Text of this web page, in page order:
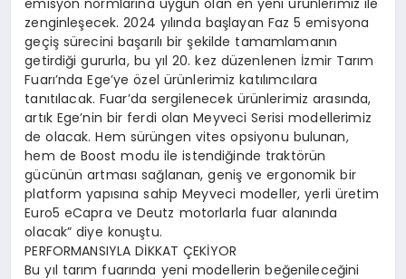
emisyon normlarına uygun olan en yeni ürünlerimiz ile
zenginleşecek. 2024 yılında başlayan Faz 5 emisyona
geçiş sürecini başarılı bir şekilde tamamlamanın
getirdiği gururla, bu yıl 20. kez düzenlenen İzmir Tarım
Fuarı’nda Ege’ye özel ürünlerimiz katılımcılara
tanıtılacak. Fuar’da sergilenecek ürünlerimiz arasında,
artık Ege’nin bir ferdi olan Meyveci Serisi modellerimiz
de olacak. Hem sürüngen vites opsiyonu bulunan,
hem de Boost modu ile istendiğinde traktörün
gücünün artması sağlanan, geniş ve ergonomik bir
platform yapısına sahip Meyveci modeller, yerli üretim
Euro5 eCapra ve Deutz motorlarla fuar alanında
olacak” diye konuştu.
PERFORMANSIYLA DİKKAT ÇEKİYOR
Bu yıl tarım fuarında yeni modellerin beğenileceğini